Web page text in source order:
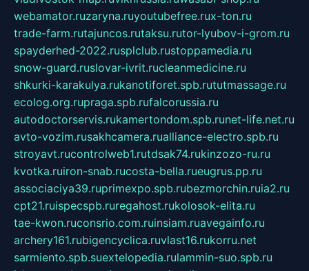
webamator.ruzaryna.ruyoutubefree.rux-ton.ru
trade-farm.rutajuncos.rutaksu.rutor-lyubov-i-grom.ru
spayderhed-2022.rusplclub.rustoppamedia.ru
snow-guard.ruslovar-ivrit.rucleanmedicine.ru
shkurki-karakulya.rukanotiforet.spb.rututmassage.ru
ecolog.org.rupraga.spb.rufalcorussia.ru
autodoctorservis.rukamertondom.spb.runet-life.net.ru
avto-vozim.rusakhcamera.rualliance-electro.spb.ru
stroyavt.rucontrolweb1.rutdsak74.rukinzozo-ru.ru
kvotka.ruiron-snab.rucosta-bella.rueugrus.pp.ru
associaciya39.ruprimexpo.spb.rubezmorchin.ruia2.ru
cpt21.ruispecspb.ruregahost.rukolosok-elita.ru
tae-kwon.ruconsrio.com.ruinsiam.ruavegainfo.ru
archery161.rubigencyclica.ruvlast16.rukorru.net
sarmiento.spb.suextelopedia.rulammin-suo.spb.ru